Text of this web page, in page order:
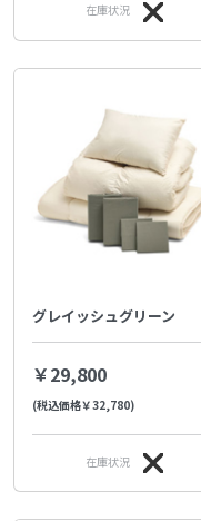
在庫状況
グレイッシュグリーン
￥29,800
(税込価格￥32,780)
在庫状況